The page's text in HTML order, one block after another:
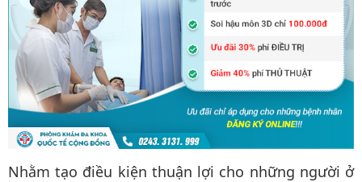
Nhằm tạo điều kiện thuận lợi cho những người ở